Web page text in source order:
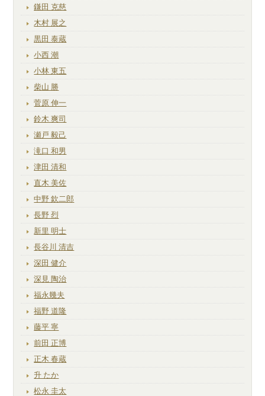
鎌田 克慈
木村 展之
黒田 泰蔵
小西 潮
小林 東五
柴山 勝
菅原 伸一
鈴木 爽司
瀬戸 毅己
滝口 和男
津田 清和
直木 美佐
中野 欽二郎
長野 烈
新里 明士
長谷川 清吉
深田 健介
深見 陶治
福永幾夫
福野 道隆
藤平 寧
前田 正博
正木 春蔵
升 たか
松永 圭太